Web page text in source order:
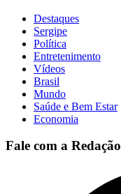
Destaques
Sergipe
Política
Entretenimento
Vídeos
Brasil
Mundo
Saúde e Bem Estar
Economia
Fale com a Redação